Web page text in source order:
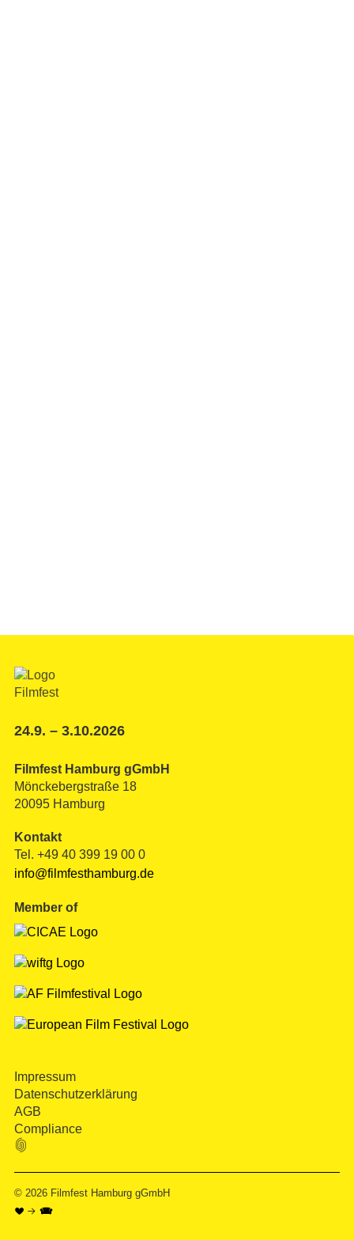
24.9. – 3.10.2026
Filmfest Hamburg gGmbH
Mönckebergstraße 18
20095 Hamburg
Kontakt
Tel. +49 40 399 19 00 0
info@filmfesthamburg.de
Member of
Impressum
Datenschutzerklärung
AGB
Compliance

© 2026 Filmfest Hamburg gGmbH
♥ → 